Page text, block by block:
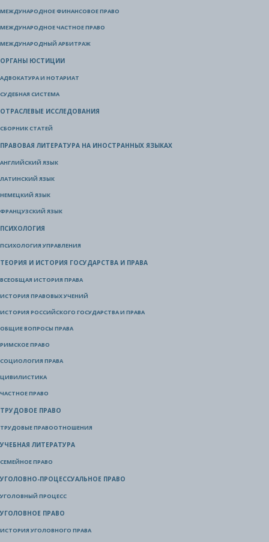
МЕЖДУНАРОДНОЕ ФИНАНСОВОЕ ПРАВО
МЕЖДУНАРОДНОЕ ЧАСТНОЕ ПРАВО
МЕЖДУНАРОДНЫЙ АРБИТРАЖ
ОРГАНЫ ЮСТИЦИИ
АДВОКАТУРА И НОТАРИАТ
СУДЕБНАЯ СИСТЕМА
ОТРАСЛЕВЫЕ ИССЛЕДОВАНИЯ
СБОРНИК СТАТЕЙ
ПРАВОВАЯ ЛИТЕРАТУРА НА ИНОСТРАННЫХ ЯЗЫКАХ
АНГЛИЙСКИЙ ЯЗЫК
ЛАТИНСКИЙ ЯЗЫК
НЕМЕЦКИЙ ЯЗЫК
ФРАНЦУЗСКИЙ ЯЗЫК
ПСИХОЛОГИЯ
ПСИХОЛОГИЯ УПРАВЛЕНИЯ
ТЕОРИЯ И ИСТОРИЯ ГОСУДАРСТВА И ПРАВА
ВСЕОБЩАЯ ИСТОРИЯ ПРАВА
ИСТОРИЯ ПРАВОВЫХ УЧЕНИЙ
ИСТОРИЯ РОССИЙСКОГО ГОСУДАРСТВА И ПРАВА
ОБЩИЕ ВОПРОСЫ ПРАВА
РИМСКОЕ ПРАВО
СОЦИОЛОГИЯ ПРАВА
ЦИВИЛИСТИКА
ЧАСТНОЕ ПРАВО
ТРУДОВОЕ ПРАВО
ТРУДОВЫЕ ПРАВООТНОШЕНИЯ
УЧЕБНАЯ ЛИТЕРАТУРА
СЕМЕЙНОЕ ПРАВО
УГОЛОВНО-ПРОЦЕССУАЛЬНОЕ ПРАВО
УГОЛОВНЫЙ ПРОЦЕСС
УГОЛОВНОЕ ПРАВО
ИСТОРИЯ УГОЛОВНОГО ПРАВА